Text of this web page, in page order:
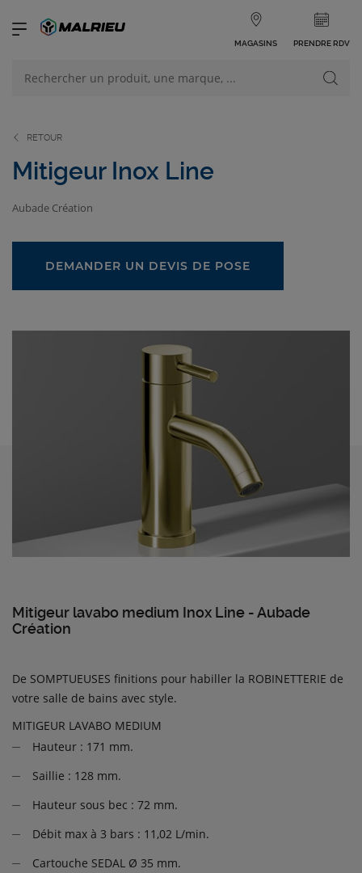
MAGASINS PRENDRE RDV
NOS PRODUITS
RETOUR
Mitigeur Inox Line
Aubade Création
Mitigeur lavabo medium Inox Line - Aubade
Création
De SOMPTUEUSES finitions pour habiller la ROBINETTERIE de
votre salle de bains avec style.
MITIGEUR LAVABO MEDIUM
Hauteur : 171 mm.
Saillie : 128 mm.
Hauteur sous bec : 72 mm.
Débit max à 3 bars : 11,02 L/min.
Cartouche SEDAL Ø 35 mm.